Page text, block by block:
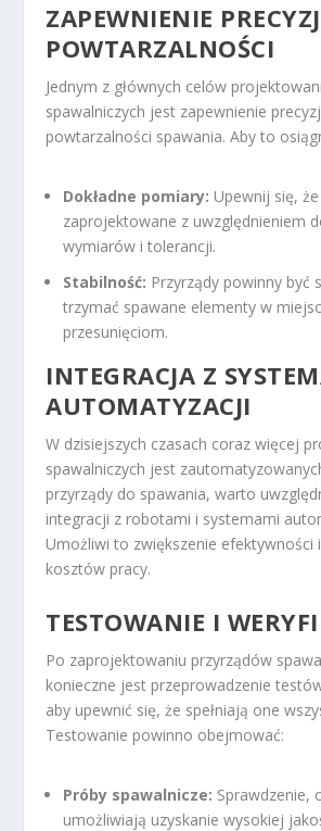
ZAPEWNIENIE
POWTARZALNOŚCI
Jednym z głównych celów
spawalniczych jest zapewnienie
powtarzalności spawania. Aby to
Dokładne pomiary: Upewnij się,
zaprojektowane z uwzględnieniem
wymiarów i tolerancji.
Stabilność: Przyrządy powinny być
trzymać spawane elementy w
przesunięciom.
INTEGRACJA Z
AUTOMATYZACJI
W dzisiejszych czasach coraz więcej
spawalniczych jest
przyrządy do spawania, warto
integracji z robotami i systemami
Umożliwi to zwiększenie efektywności
kosztów pracy.
TESTOWANIE I
Po zaprojektowaniu przyrządów
konieczne jest przeprowadzenie
aby upewnić się, że spełniają one
Testowanie powinno obejmować:
Próby spawalnicze: Sprawdzenie,
umożliwiają uzyskanie wysokiej